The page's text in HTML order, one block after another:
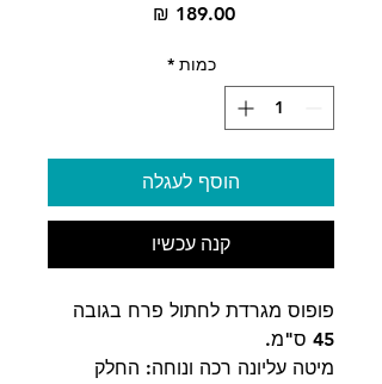
כמות *
הוסף לעגלה
קנה עכשיו
פופוס מגרדת לחתול פרח בגובה
45 ס"מ.
מיטה עליונה רכה ונוחה: החלק